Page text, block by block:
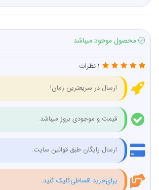
محصول موجود میباشد
1 نظرات
ارسال در سریعترین زمان!
قیمت و موجودی بروز میباشد.
ارسال رایگان طبق قوانین سایت.
برای‌خرید اقساطی‌کلیک کنید.